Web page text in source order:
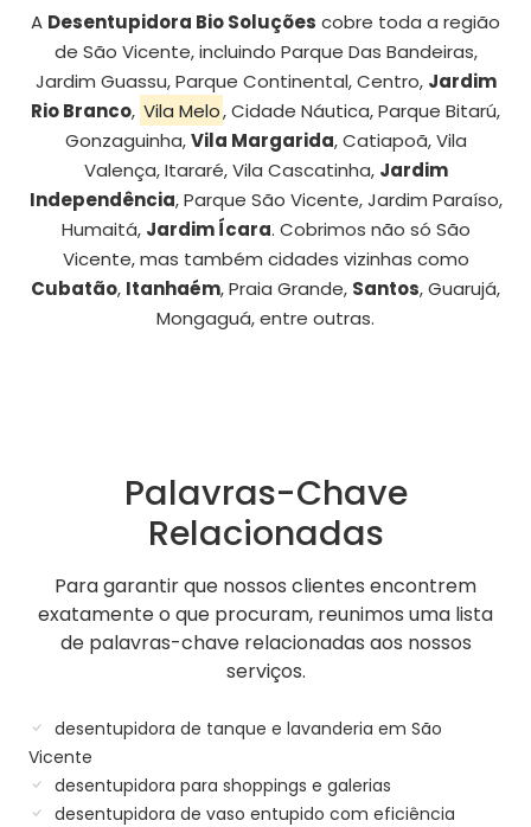
A Desentupidora Bio Soluções cobre toda a região
de São Vicente, incluindo Parque Das Bandeiras,
Jardim Guassu, Parque Continental, Centro, Jardim
Rio Branco, Vila Melo, Cidade Náutica, Parque Bitarú,
Gonzaguinha,Vila Margarida, Catiapoã, Vila
Valença, Itararé, Vila Cascatinha, Jardim
Independência, Parque São Vicente, Jardim Paraíso,
Humaitá, Jardim Ícara. Cobrimos não só São
Vicente, mas também cidades vizinhas como
Cubatão, Itanhaém, Praia Grande, Santos, Guarujá,
Mongaguá, entre outras.
Palavras-Chave
Relacionadas
Para garantir que nossos clientes encontrem
exatamente o que procuram, reunimos uma lista
de palavras-chave relacionadas aos nossos
serviços.
desentupidora de tanque e lavanderia em São
Vicente
desentupidora para shoppings e galerias
desentupidora de vaso entupido com eficiência